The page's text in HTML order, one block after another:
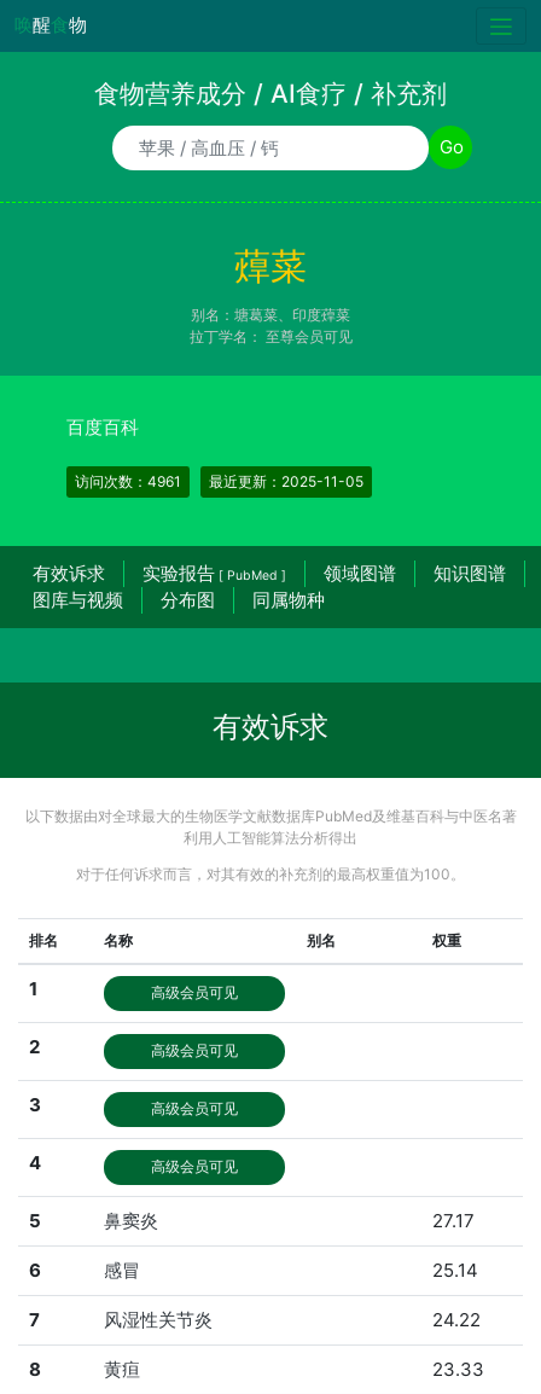
唤醒食物
食物营养成分 / AI食疗 / 补充剂
食物/AI食疗诉求/补充剂名称 Go
蔊菜
别名：塘葛菜、印度蔊菜
拉丁学名： 至尊会员可见
百度百科
访问次数：4961 最近更新：2025-11-05
有效诉求 实验报告 [ PubMed ] 领域图谱
知识图谱
图库与视频
分布图 同属物种
有效诉求
以下数据由对全球最大的生物医学文献数据库PubMed及维基百科与中医名著
利用人工智能算法分析得出
对于任何诉求而言，对其有效的补充剂的最高权重值为100。
排名 名称 别名 权重
1 高级会员可见
2 高级会员可见
3 高级会员可见
4 高级会员可见
5 鼻窦炎 27.17
6 感冒 25.14
7 风湿性关节炎 24.22
8 黄疸 23.33